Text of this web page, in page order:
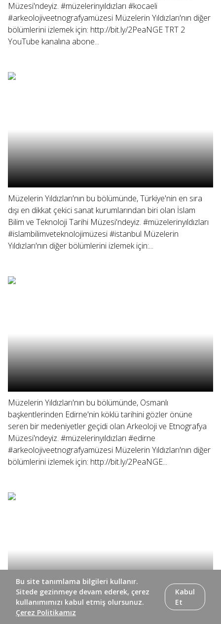
Müzesi'ndeyiz. #müzelerinyıldızları #kocaeli
#arkeolojiveetnografyamüzesi Müzelerin Yıldızları'nın diğer
bölümlerini izlemek için: http://bit.ly/2PeaNGE TRT 2
YouTube kanalına abone...
Müzelerin Yıldızları'nın bu bölümünde, Türkiye'nin en sıra
dışı en dikkat çekici sanat kurumlarından biri olan İslam
Bilim ve Teknoloji Tarihi Müzesi'ndeyiz. #müzelerinyıldızları
#islambilimveteknolojimüzesi #istanbul Müzelerin
Yıldızları'nın diğer bölümlerini izlemek için:...
Müzelerin Yıldızları'nın bu bölümünde, Osmanlı
başkentlerinden Edirne'nin köklü tarihini gözler önüne
seren bir medeniyetler geçidi olan Arkeoloji ve Etnografya
Müzesi'ndeyiz. #müzelerinyıldızları #edirne
#arkeolojiveetnografyamüzesi Müzelerin Yıldızları'nın diğer
bölümlerini izlemek için: http://bit.ly/2PeaNGE...
Müzelerin Yıldızları'nın bu bölümünde, modern bina
Bu site tanımlama bilgileri kullanır.
Sitede gezinmeye devam ederek, çerez
kullanımımızı kabul etmiş olursunuz.
Çerez Politikamız
Kabul
Et